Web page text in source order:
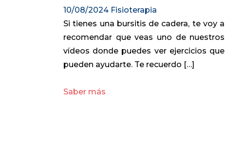
10/08/2024 Fisioterapia
Si tienes una bursitis de cadera, te voy a
recomendar que veas uno de nuestros
vídeos donde puedes ver ejercicios que
pueden ayudarte. Te recuerdo […]
Saber más